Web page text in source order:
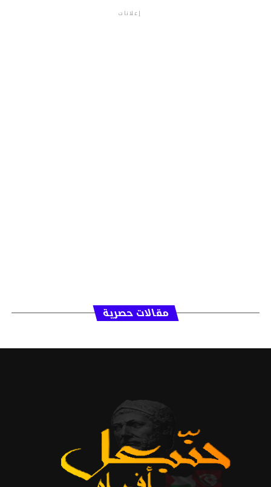
إعلانات
مقالات حصرية